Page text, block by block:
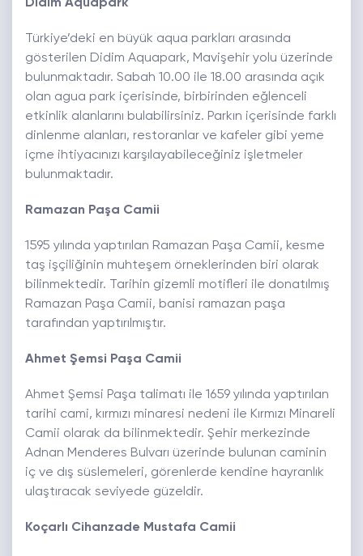
Didim Aquapark
Türkiye’deki en büyük aqua parkları arasında
gösterilen Didim Aquapark, Mavişehir yolu üzerinde
bulunmaktadır. Sabah 10.00 ile 18.00 arasında açık
olan agua park içerisinde, birbirinden eğlenceli
etkinlik alanlarını bulabilirsiniz. Parkın içerisinde farklı
dinlenme alanları, restoranlar ve kafeler gibi yeme
içme ihtiyacınızı karşılayabileceğiniz işletmeler
bulunmaktadır.
Ramazan Paşa Camii
1595 yılında yaptırılan Ramazan Paşa Camii, kesme
taş işçiliğinin muhteşem örneklerinden biri olarak
bilinmektedir. Tarihin gizemli motifleri ile donatılmış
Ramazan Paşa Camii, banisi ramazan paşa
tarafından yaptırılmıştır.
Ahmet Şemsi Paşa Camii
Ahmet Şemsi Paşa talimatı ile 1659 yılında yaptırılan
tarihi cami, kırmızı minaresi nedeni ile Kırmızı Minareli
Camii olarak da bilinmektedir. Şehir merkezinde
Adnan Menderes Bulvarı üzerinde bulunan caminin
iç ve dış süslemeleri, görenlerde kendine hayranlık
ulaştıracak seviyede güzeldir.
Koçarlı Cihanzade Mustafa Camii